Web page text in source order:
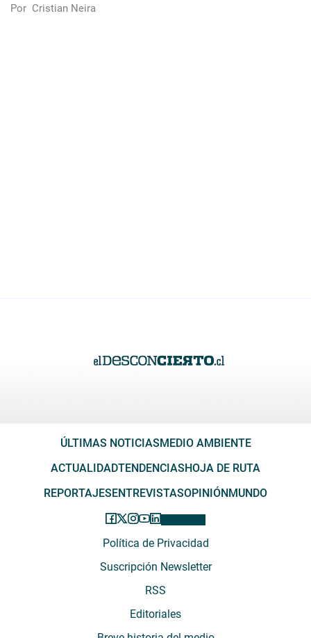
Por Cristian Neira
ÚLTIMAS NOTICIASMEDIO AMBIENTE
ACTUALIDADTENDENCIASHOJA DE RUTA
REPORTAJESENTREVISTASOPINIÓNMUNDO
Política de Privacidad
Suscripción Newsletter
RSS
Editoriales